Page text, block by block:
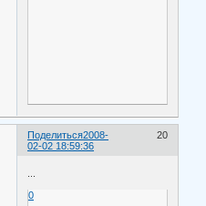
Поделиться 20
2008-
02-02 18:59:36
0